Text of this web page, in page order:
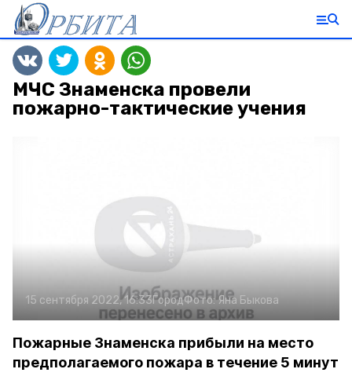
МЧС Знаменска провели
пожарно-тактические учения
15 сентября 2022, 16:33ГородФото:Яна Быкова
Пожарные Знаменска прибыли на место
предполагаемого пожара в течение 5 минут